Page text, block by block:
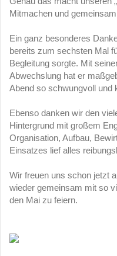
Mitmachen und
Ein ganz besonderes
bereits zum sechsten Mal
Begleitung sorgte. Mit
Abwechslung hat er
Abend so schwungvoll und
Ebenso danken wir den
Hintergrund mit großem
Organisation, Aufbau,
Einsatzes lief alles
Wir freuen uns schon jetzt
wieder gemeinsam mit so
den Mai zu feiern.